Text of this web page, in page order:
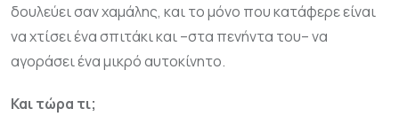
δουλεύει σαν χαμάλης, και το μόνο που κατάφερε είναι
να χτίσει ένα σπιτάκι και –στα πενήντα του– να
αγοράσει ένα μικρό αυτοκίνητο.
Και τώρα τι;